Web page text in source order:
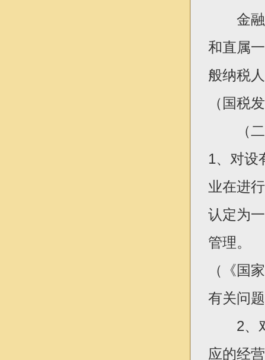
金融机
和直属
般纳税
（国税
（二
1、对设
业在进
认定为
管理。
（《国
有关问
2、对
应的经